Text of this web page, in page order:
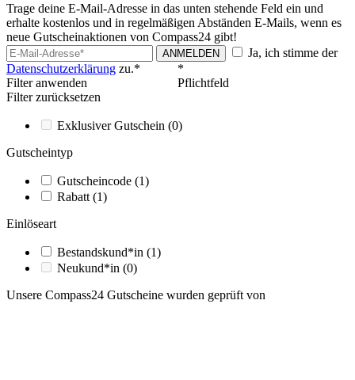
Trage deine E-Mail-Adresse in das unten stehende Feld ein und
erhalte kostenlos und in regelmäßigen Abständen E-Mails, wenn es
neue Gutscheinaktionen von Compass24 gibt!
ANMELDEN
Ja, ich stimme der
Datenschutzerklärung zu.*
*
Pflichtfeld
Filter anwenden
Filter zurücksetzen
Exklusiver Gutschein (0)
Gutscheintyp
Gutscheincode (1)
Rabatt (1)
Einlöseart
Bestandskund*in (1)
Neukund*in (0)
Unsere Compass24 Gutscheine wurden geprüft von